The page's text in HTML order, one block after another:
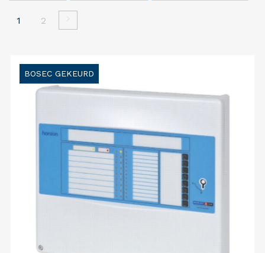
1 2
BOSEC GEKEURD